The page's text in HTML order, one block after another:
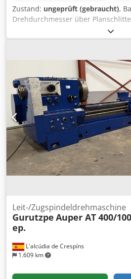
Zustand: ungeprüft (gebraucht),
Drehdurchmesser über
,
Spindelbohrung:150 mm,
, CNC
x 1450 mm über Bett 1000 mm
Aloyzhrkehekr Vierbackenfutter
automatischer Revolverkopf
20.000 kg
L'alcúdia de Crespíns
1.609 km
Leit-/Zugspindeldrehmaschine
Gurutzpe Auper AT 400/
ep.